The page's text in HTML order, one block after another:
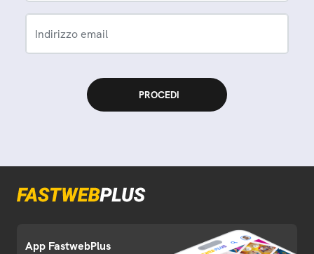
Indirizzo email
App FastwebPlus